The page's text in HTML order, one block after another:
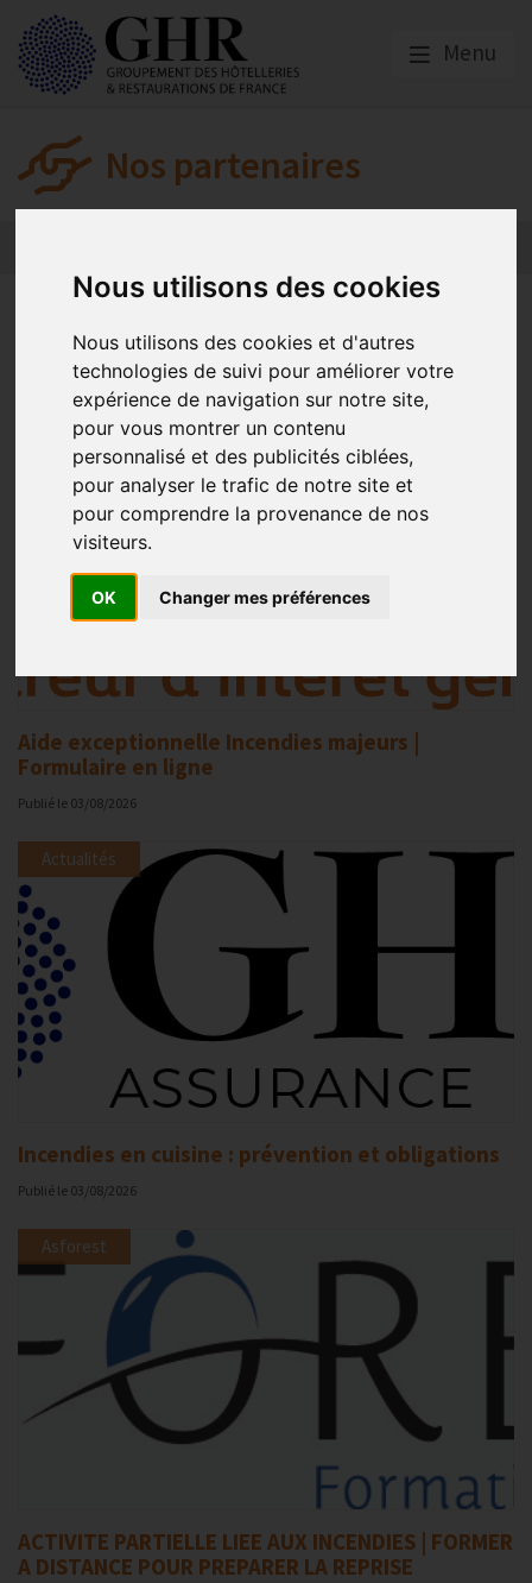
Nous utilisons des cookies
Nous utilisons des cookies et d'autres
technologies de suivi pour améliorer votre
expérience de navigation sur notre site,
pour vous montrer un contenu
personnalisé et des publicités ciblées,
pour analyser le trafic de notre site et
pour comprendre la provenance de nos
visiteurs.
OK Changer mes préférences
Menu
Nos partenaires
L’actualité des
partenaires
Aide exceptionnelle Incendies majeurs |
Formulaire en ligne
Publié le 03/08/2026
KLESIA
Incendies en cuisine : prévention et obligations
Publié le 03/08/2026
Actualités
ACTIVITE PARTIELLE LIEE AUX INCENDIES | FORMER
A DISTANCE POUR PREPARER LA REPRISE
Asforest